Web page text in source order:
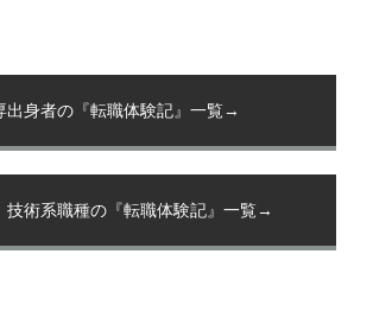
出身者の『転職体験記』一覧
技術系職種の『転職体験記』一覧